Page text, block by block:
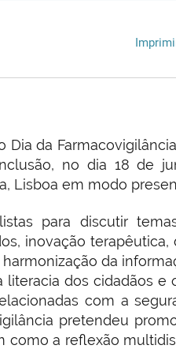
Dia da
no dia 18 de
Lisboa em modo
para discutir
inovação
da
dos cidadãos e
com a
pretendeu
como a reflexão